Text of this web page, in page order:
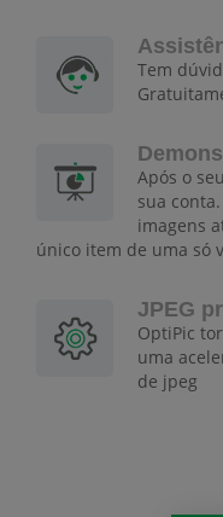
Tem
Após o
sua
imagens
único item de uma só
JPEG
OptiPic
uma
de jpeg